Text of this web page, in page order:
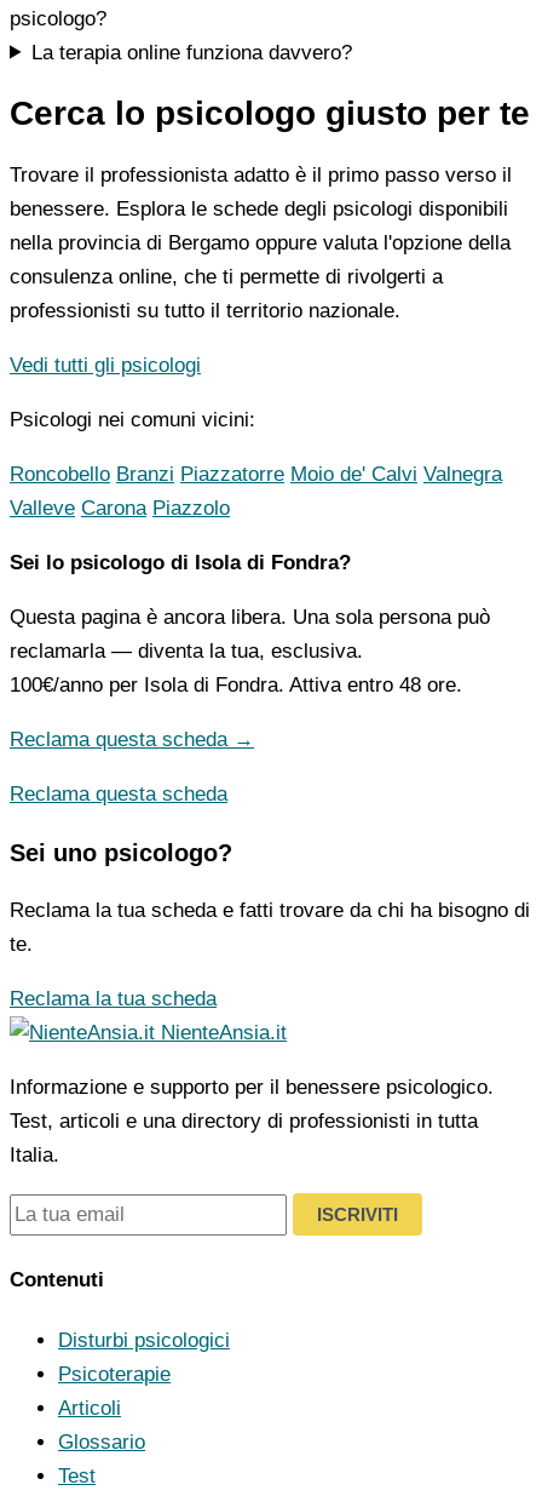
psicologo?
La terapia online funziona davvero?
Cerca lo psicologo giusto per te
Trovare il professionista adatto è il primo passo verso il
benessere. Esplora le schede degli psicologi disponibili
nella provincia di Bergamo oppure valuta l'opzione della
consulenza online, che ti permette di rivolgerti a
professionisti su tutto il territorio nazionale.
Vedi tutti gli psicologi
Psicologi nei comuni vicini:
Roncobello Branzi Piazzatorre Moio de' Calvi Valnegra
Valleve Carona Piazzolo
Sei lo psicologo di Isola di Fondra?
Questa pagina è ancora libera. Una sola persona può
reclamarla — diventa la tua, esclusiva.
100€/anno per Isola di Fondra. Attiva entro 48 ore.
Reclama questa scheda →
Reclama questa scheda
Sei uno psicologo?
Reclama la tua scheda e fatti trovare da chi ha bisogno di
te.
Reclama la tua scheda
NienteAnsia.it
Informazione e supporto per il benessere psicologico.
Test, articoli e una directory di professionisti in tutta
Italia.
ISCRIVITI
Contenuti
Disturbi psicologici
Psicoterapie
Articoli
Glossario
Test